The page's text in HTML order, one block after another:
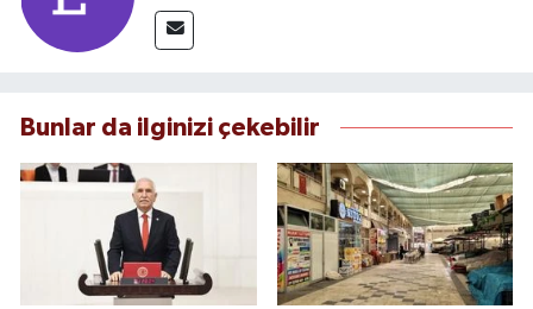
Bunlar da ilginizi çekebilir